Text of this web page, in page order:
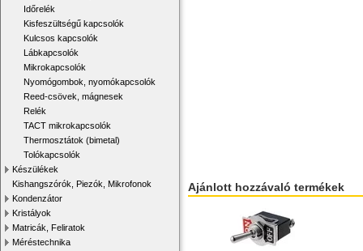
Időrelék
Kisfeszültségű kapcsolók
Kulcsos kapcsolók
Lábkapcsolók
Mikrokapcsolók
Nyomógombok, nyomókapcsolók
Reed-csövek, mágnesek
Relék
TACT mikrokapcsolók
Thermosztátok (bimetal)
Tolókapcsolók
Készülékek
Kishangszórók, Piezók, Mikrofonok
Kondenzátor
Kristályok
Matricák, Feliratok
Méréstechnika
Ajánlott hozzávaló termékek